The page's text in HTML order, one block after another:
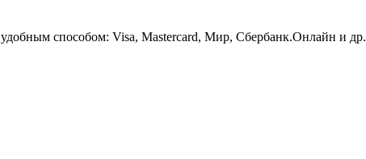
удобным способом: Visa, Mastercard, Мир, Сбербанк.Онлайн и др.